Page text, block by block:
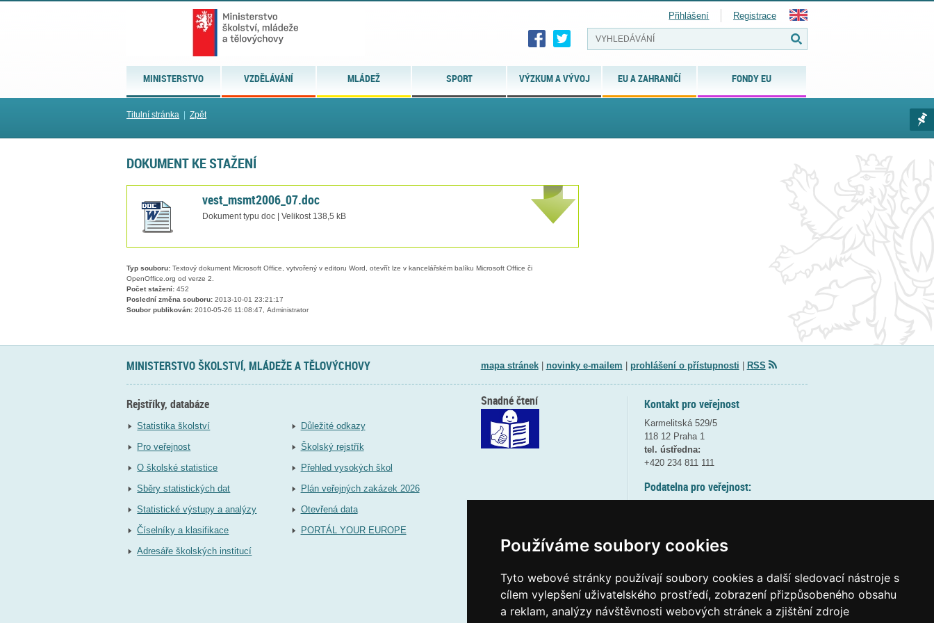
Používáme soubory cookies
Tyto webové stránky používají soubory cookies a další sledovací nástroje s
cílem vylepšení uživatelského prostředí, zobrazení přizpůsobeného obsahu
a reklam, analýzy návštěvnosti webových stránek a zjištění zdroje
MINISTERSTVO VZDĚLÁVÁNÍ MLÁDEŽ SPORT VÝZKUM A VÝVOJ EU A ZAHRANIČÍ FONDY EU
Přihlášení Registrace
Titulní stránka Zpět
DOKUMENT KE STAŽENÍ
vest_msmt2006_07.doc
Dokument typu doc | Velikost 138,5 kB
Typ souboru: Textový dokument Microsoft Office, vytvořený v editoru Word, otevřít lze v kancelářském balíku Microsoft Office či
OpenOffice.org od verze 2.
Počet stažení: 452
Poslední změna souboru: 2013-10-01 23:21:17
Soubor publikován: 2010-05-26 11:08:47, Administrator
MINISTERSTVO ŠKOLSTVÍ, MLÁDEŽE A TĚLOVÝCHOVY mapa stránek| novinky e-mailem prohlášení o přístupnosti RSS
Rejstříky, databáze
Statistika školství
Pro veřejnost
O školské statistice
Sběry statistických dat
Statistické výstupy a analýzy
Číselníky a klasifikace
Adresáře školských institucí
Důležité odkazy
Školský rejstřík
Přehled vysokých škol
Plán veřejných zakázek 2026
Otevřená data
PORTÁL YOUR EUROPE
Kontakt pro veřejnost
Karmelitská 529/5
118 12 Praha 1
tel. ústředna:
+420 234 811 111
Podatelna pro veřejnost:
(více informací
Elektronická podatelna:
posta@msmtgov cz
Snadné čtení